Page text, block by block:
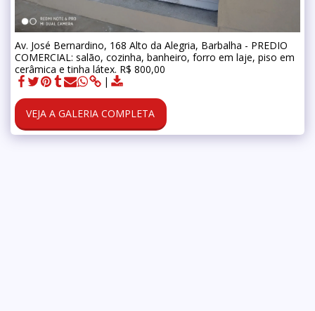
Av. José Bernardino, 168 Alto da Alegria, Barbalha - PREDIO
COMERCIAL: salão, cozinha, banheiro, forro em laje, piso em
cerâmica e tinha látex. R$ 800,00
VEJA A GALERIA COMPLETA